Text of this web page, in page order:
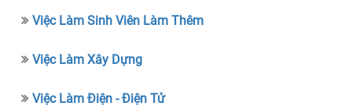
Việc Làm Sinh Viên Làm Thêm
Việc Làm Xây Dựng
Việc Làm Điện - Điện Tử